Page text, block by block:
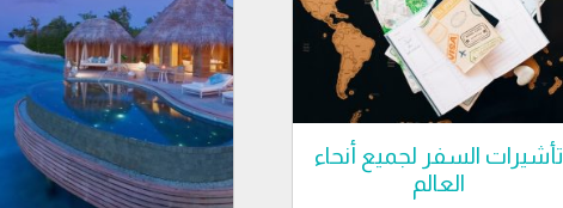
تأشيرات السفر لجميع أنحاء
العالم